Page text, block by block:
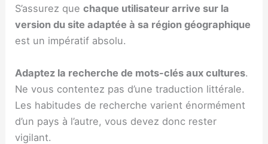
S’assurez quechaque utilisateur arrive sur la
version du site adaptée à sa région géographique
est un impératif absolu.
Adaptez la recherche de mots-clés aux cultures.
Ne vous contentez pas d’une traduction littérale.
Les habitudes de recherche varient énormément
d’un pays à l’autre, vous devez donc rester
vigilant.